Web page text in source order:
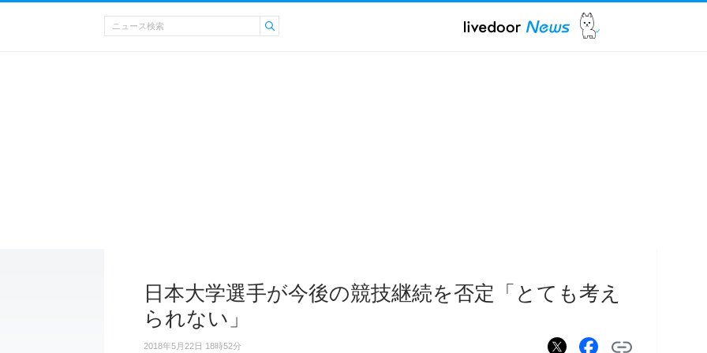
日本大学選手が今後の競技継続を否定「とても考え
られない」
2018年5月22日 18時52分